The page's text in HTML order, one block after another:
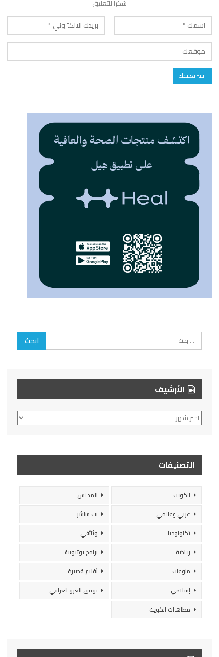
شكرا للتعليق
الأرشيف
الأرشيف
التصنيفات
الكويت
المجلس
عربي وعالمي
بث مباشر
تكنولوجيا
وثائقي
رياضة
برامج يوتيوبية
منوعات
أفلام قصيرة
إسلامي
توثيق الغزو العراقي
مظاهرات الكويت